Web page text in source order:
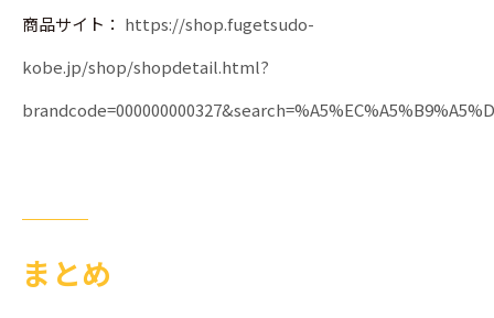
商品サイト： https://shop.fugetsudo-
kobe.jp/shop/shopdetail.html?
まとめ